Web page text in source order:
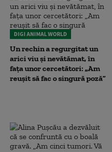
DIGI ANIMAL WORLD
Un rechin a regurgitat un
arici viu și nevătămat, în
fața unor cercetători: „Am
reușit să fac o singură poză”